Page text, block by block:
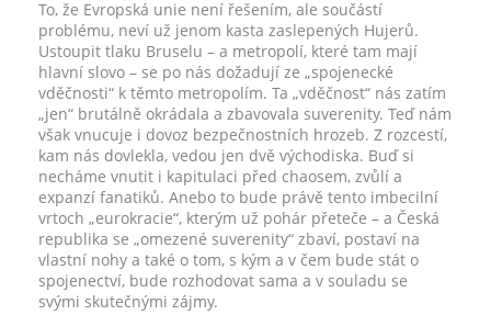
To, že Evropská unie není řešením, ale součástí
problému, neví už jenom kasta zaslepených Hujerů.
Ustoupit tlaku Bruselu – a metropolí, které tam mají
hlavní slovo – se po nás dožadují ze „spojenecké
vděčnosti“ k těmto metropolím. Ta „vděčnost“ nás zatím
„jen“ brutálně okrádala a zbavovala suverenity. Teď nám
však vnucuje i dovoz bezpečnostních hrozeb. Z rozcestí,
kam nás dovlekla, vedou jen dvě východiska. Buď si
necháme vnutit i kapitulaci před chaosem, zvůlí a
expanzí fanatiků. Anebo to bude právě tento imbecilní
vrtoch „eurokracie“, kterým už pohár přeteče – a Česká
republika se „omezené suverenity“ zbaví, postaví na
vlastní nohy a také o tom, s kým a v čem bude stát o
spojenectví, bude rozhodovat sama a v souladu se
svými skutečnými zájmy.